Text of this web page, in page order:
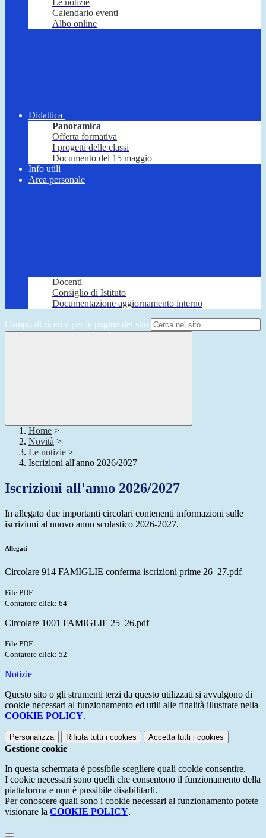
Le notizie
Calendario eventi
Albo online
Didattica
Panoramica
Offerta formativa
I progetti delle classi
Documento del 15 maggio
Info utili
Area personale
Docenti
Consiglio di Istituto
Documentazione aggiornamento interno
Campo di ricerca per le pagine del sito
Home >
Novità >
Le notizie >
Iscrizioni all'anno 2026/2027
Iscrizioni all'anno 2026/2027
In allegato due importanti circolari contenenti informazioni sulle
iscrizioni al nuovo anno scolastico 2026-2027.
Allegati
Circolare 914 FAMIGLIE conferma iscrizioni prime 26_27.pdf
File PDF
Contatore click: 64
Circolare 1001 FAMIGLIE 25_26.pdf
File PDF
Contatore click: 52
Notizie
Questo sito o gli strumenti terzi da questo utilizzati si avvalgono di
cookie necessari al funzionamento ed utili alle finalità illustrate nella
COOKIE POLICY.
Personalizza Rifiuta tutti i cookies Accetta tutti i cookies
Gestione cookie
In questa schermata è possibile scegliere quali cookie consentire.
I cookie necessari sono quelli che consentono il funzionamento della
piattaforma e non è possibile disabilitarli.
Per conoscere quali sono i cookie necessari al funzionamento potete
visionare la COOKIE POLICY.